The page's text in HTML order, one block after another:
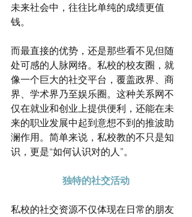
未来社会中，往往比单纯的成绩更值
钱。
而最直接的优势，还是那些看不见但随
处可感的人脉网络。私校的校友圈，就
像一个巨大的社交平台，覆盖政界、商
界、学术界乃至娱乐圈。这种关系网不
仅在就业和创业上提供便利，还能在未
来的职业发展中起到意想不到的推波助
澜作用。简单来说，私校教的不只是知
识，更是“如何认识对的人”。
独特的社交活动
私校的社交资源不仅体现在日常的朋友